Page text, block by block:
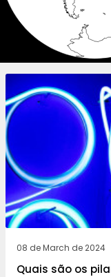
08 de March de 2024
Quais são os